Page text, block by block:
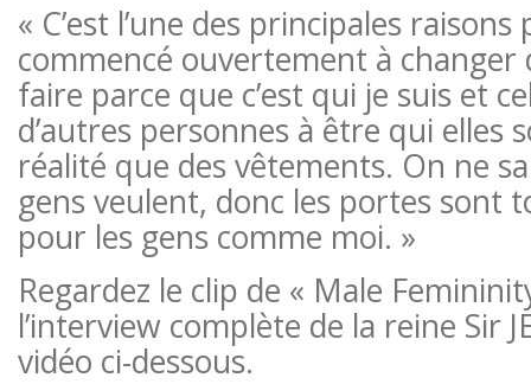
« C’est l’une des principales raisons
commencé ouvertement à changer
faire parce que c’est qui je suis et
d’autres personnes à être qui elles
réalité que des vêtements. On ne
gens veulent, donc les portes sont
pour les gens comme moi. »
Regardez le clip de « Male
l’interview complète de la reine Sir
vidéo ci-dessous.